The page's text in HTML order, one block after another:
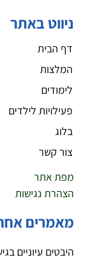
ניווט באתר
דף הבית
המלצות
לימודים
פעילויות לילדים
בלוג
צור קשר
מפת אתר
הצהרת נגישות
מאמרים
היבטים עיוניים